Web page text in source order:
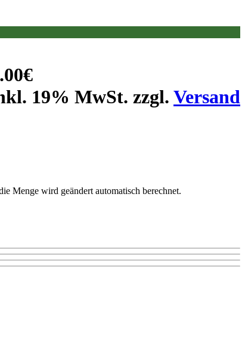
19% MwSt. zzgl. Versand
Menge wird geändert automatisch berechnet.